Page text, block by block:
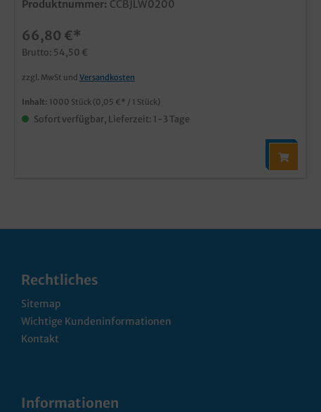
Produktnummer: CCBJLW0200
66,80 €*
Brutto: 54,50 €
zzgl. MwSt und Versandkosten
Inhalt: 1000 Stück (0,05 €* / 1 Stück)
Sofort verfügbar, Lieferzeit: 1-3 Tage
Rechtliches
Sitemap
Wichtige Kundeninformationen
Kontakt
Informationen